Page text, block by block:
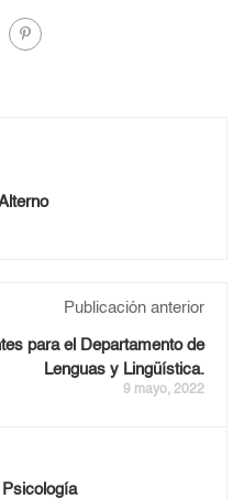
Publicación anterior
para el Departamento de
Lenguas y Lingüística.
9 mayo, 2022